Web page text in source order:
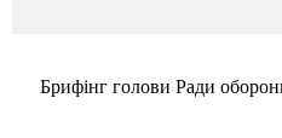
Брифінг голови Ради